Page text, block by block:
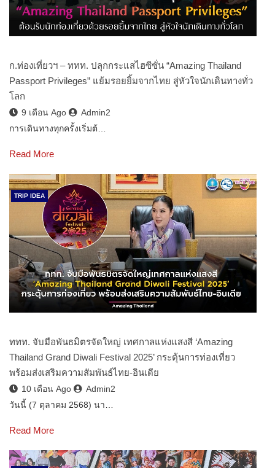
ก.ท่องเที่ยวฯ – ททท. ปลุกกระแสไฮซีซั่น “Amazing Thailand
Passport Privileges” แย้มรอยยิ้มจากไทย สู่หัวใจนักเดินทางทั่ว
โลก
9 เดือน Ago
Admin2
การเดินทางทุกครั้งเริ่มต้…
Read More
TRIP IDEA
ททท. จับมือพันธมิตรจัดใหญ่ เทศกาลแห่งแสงสี ‘Amazing
Thailand Grand Diwali Festival 2025’ กระตุ้นการท่องเที่ยว
พร้อมส่งเสริมความสัมพันธ์ไทย-อินเดีย
10 เดือน Ago
Admin2
วันนี้ (7 ตุลาคม 2568) นา…
Read More